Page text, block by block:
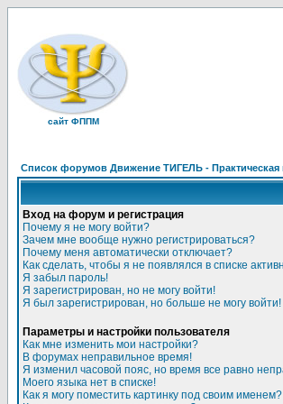
сайт ФППМ
Список форумов Движение ТИГЕЛЬ - Практическая
Вход на форум и регистрация
Почему я не могу войти?
Зачем мне вообще нужно регистрироваться?
Почему меня автоматически отключает?
Как сделать, чтобы я не появлялся в списке
Я забыл пароль!
Я зарегистрирован, но не могу войти!
Я был зарегистрирован, но больше не могу войти!
Параметры и настройки пользователя
Как мне изменить мои настройки?
В форумах неправильное время!
Я изменил часовой пояс, но время все равно
Моего языка нет в списке!
Как я могу поместить картинку под своим именем?